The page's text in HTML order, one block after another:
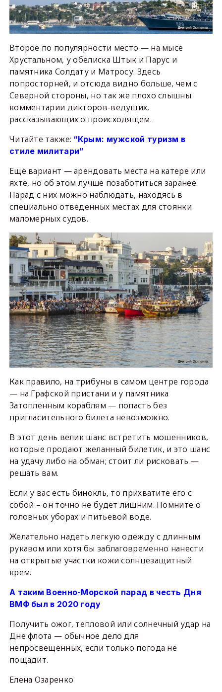
Второе по популярности место — на мысе
Хрустальном, у обелиска Штык и Парус и
памятника Солдату и Матросу. Здесь
попросторней, и отсюда видно больше, чем с
Северной стороны, но так же плохо слышны
комментарии дикторов-ведущих,
рассказывающих о происходящем.
Читайте также: “Крым: мужской туризм в
стиле милитари”
Ещё вариант — арендовать места на катере или
яхте, но об этом лучше позаботиться заранее.
Парад с них можно наблюдать, находясь в
специально отведенных местах для стоянки
маломерных судов.
Как правило, на трибуны в самом центре города
— на Графской пристани и у памятника
Затопленным кораблям — попасть без
пригласительного билета невозможно.
В этот день велик шанс встретить мошенников,
которые продают желанный билетик, и это шанс
на удачу либо на обман; стоит ли рисковать —
решать вам.
Если у вас есть бинокль, то прихватите его с
собой – он точно не будет лишним. Помните о
головных уборах и питьевой воде.
Желательно надеть легкую одежду с длинным
рукавом или хотя бы заблаговременно нанести
на открытые участки кожи солнцезащитный
крем.
А таким Военно-Морской парад в честь Дня
ВМФ был в 2020 году
Получить ожог, тепловой или солнечный удар на
Дне флота — обычное дело для
непросвещённых, если только погода не
пощадит.
Елена Озаренко